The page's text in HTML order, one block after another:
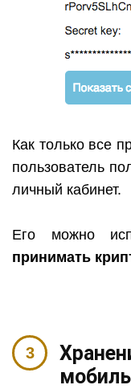
Как только все
пользователь
личный кабинет.
Его можно
принимать